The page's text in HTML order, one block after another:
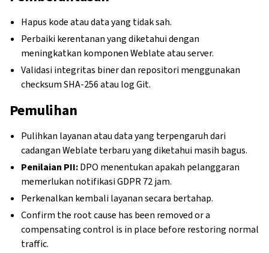
Hapus kode atau data yang tidak sah.
Perbaiki kerentanan yang diketahui dengan
meningkatkan komponen Weblate atau server.
Validasi integritas biner dan repositori menggunakan
checksum SHA-256 atau log Git.
Pemulihan
Pulihkan layanan atau data yang terpengaruh dari
cadangan Weblate terbaru yang diketahui masih bagus.
Penilaian PII:DPO menentukan apakah pelanggaran
memerlukan notifikasi GDPR 72 jam.
Perkenalkan kembali layanan secara bertahap.
Confirm the root cause has been removed or a
compensating control is in place before restoring normal
traffic.